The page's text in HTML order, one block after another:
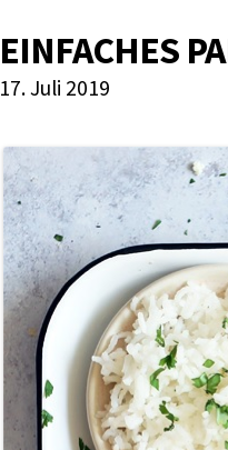
EINFACHES
17. Juli 2019